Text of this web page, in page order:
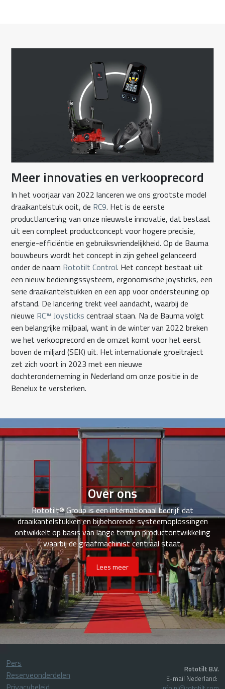
Meer innovaties en verkooprecord
In het voorjaar van 2022 lanceren we ons grootste model
draaikantelstuk ooit, de RC9. Het is de eerste
productlancering van onze nieuwste innovatie, dat bestaat
uit een compleet productconcept voor hogere precisie,
energie-efficiëntie en gebruiksvriendelijkheid. Op de Bauma
bouwbeurs wordt het concept in zijn geheel gelanceerd
onder de naam Rototilt Control. Het concept bestaat uit
een nieuw bedieningssysteem, ergonomische joysticks, een
serie draaikantelstukken en een app voor ondersteuning op
afstand. De lancering trekt veel aandacht, waarbij de
nieuwe RC™ Joysticks centraal staan. Na de Bauma volgt
een belangrijke mijlpaal, want in de winter van 2022 breken
we het verkooprecord en de omzet komt voor het eerst
boven de miljard (SEK) uit. Het internationale groeitraject
zet zich voort in 2023 met een nieuwe
dochteronderneming in Nederland om onze positie in de
Benelux te versterken.
Over ons
Rototilt® Group is een internationaal bedrijf dat
draaikantelstukken en bijbehorende systeemoplossingen
ontwikkelt op basis van lange termijn productontwikkeling
waarbij de graafmachinist centraal staat.
Lees meer
Pers
Reserveonderdelen
Rototilt B.V.
E-mail Nederland: